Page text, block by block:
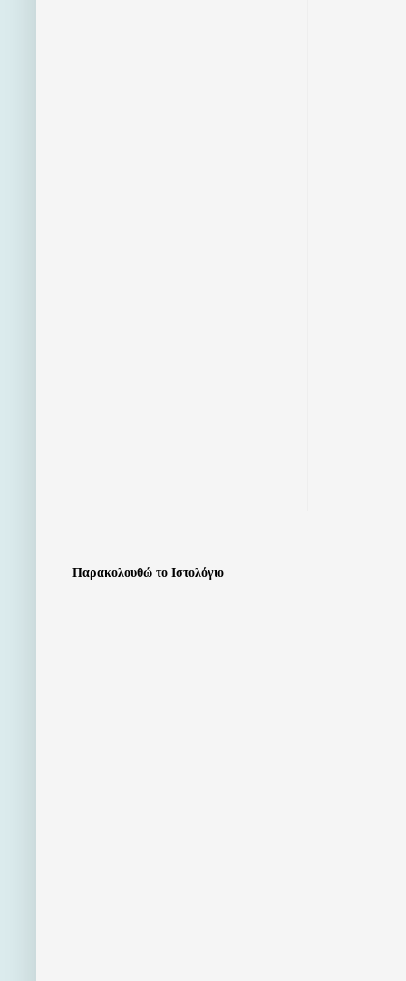
Παρακολουθώ το Ιστολόγιο